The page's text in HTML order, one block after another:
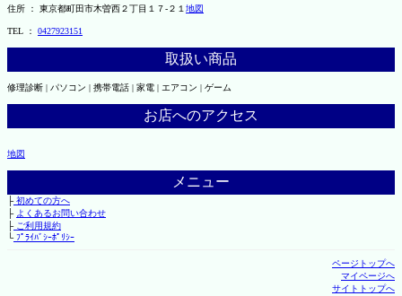
住所 ： 東京都町田市木曽西２丁目１７-２１ 地図
TEL ： 0427923151
取扱い商品
修理診断 | パソコン | 携帯電話 | 家電 | エアコン | ゲーム
お店へのアクセス
地図
メニュー
├初めての方へ
├ よくあるお問い合わせ
├ご利用規約
└ﾌﾟﾗｲﾊﾞｼｰﾎﾟﾘｼｰ
ページトップへ
マイページへ
サイトトップへ